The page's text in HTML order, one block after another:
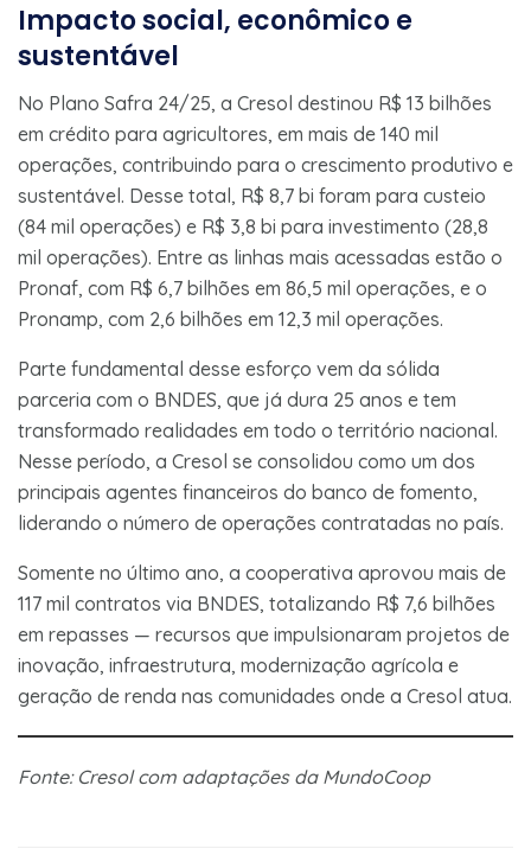
Impacto social, econômico e
sustentável
No Plano Safra 24/25, a Cresol destinou R$ 13 bilhões
em crédito para agricultores, em mais de 140 mil
operações, contribuindo para o crescimento produtivo e
sustentável. Desse total, R$ 8,7 bi foram para custeio
(84 mil operações) e R$ 3,8 bi para investimento (28,8
mil operações). Entre as linhas mais acessadas estão o
Pronaf, com R$ 6,7 bilhões em 86,5 mil operações, e o
Pronamp, com 2,6 bilhões em 12,3 mil operações.
Parte fundamental desse esforço vem da sólida
parceria com o BNDES, que já dura 25 anos e tem
transformado realidades em todo o território nacional.
Nesse período, a Cresol se consolidou como um dos
principais agentes financeiros do banco de fomento,
liderando o número de operações contratadas no país.
Somente no último ano, a cooperativa aprovou mais de
117 mil contratos via BNDES, totalizando R$ 7,6 bilhões
em repasses — recursos que impulsionaram projetos de
inovação, infraestrutura, modernização agrícola e
geração de renda nas comunidades onde a Cresol atua.
Fonte: Cresol com adaptações da MundoCoop